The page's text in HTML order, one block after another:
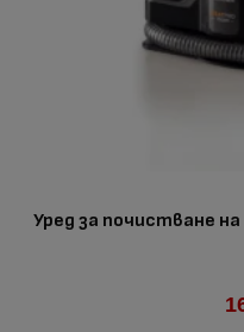
Уред за почистване